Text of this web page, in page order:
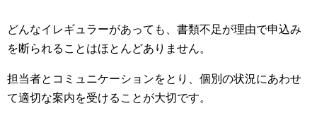
どんなイレギュラーがあっても、書類不足が理由で申込み
を断られることはほとんどありません。
担当者とコミュニケーションをとり、個別の状況にあわせ
て適切な案内を受けることが大切です。